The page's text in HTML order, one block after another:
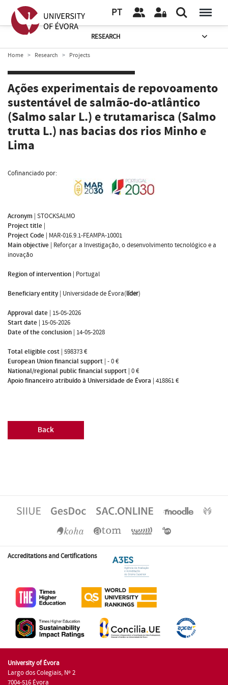
PT
RESEARCH
Home Research Projects
Ações experimentais de repovoamento
sustentável de salmão-do-atlântico
(Salmo salar L.) e trutamarisca (Salmo
trutta L.) nas bacias dos rios Minho e
Lima
Cofinanciado por:
Acronym | STOCKSALMO
Project title |
Project Code | MAR-016.9.1-FEAMPA-10001
Main objective | Reforçar a Investigação, o desenvolvimento tecnológico e a
inovação
Region of intervention | Portugal
Beneficiary entity| Universidade de Évora(líder)
Approval date | 15-05-2026
Start date | 15-05-2026
Date of the conclusion | 14-05-2028
Total eligible cost | 598373 €
European Union financial support | - 0 €
National/regional public financial support | 0 €
Apoio financeiro atribuído à Universidade de Évora | 418861 €
Back
Accreditations and Certifications
University of Évora
Largo dos Colegiais, Nº 2
7004-516 Évora